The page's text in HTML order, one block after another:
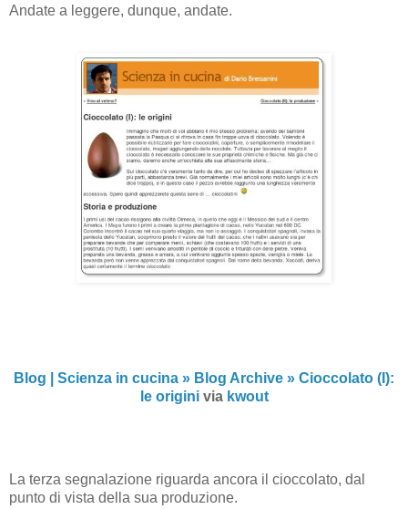
Andate a leggere, dunque, andate.
Blog | Scienza in cucina » Blog Archive » Cioccolato (I):
le originivia kwout
La terza segnalazione riguarda ancora il cioccolato, dal
punto di vista della sua produzione.